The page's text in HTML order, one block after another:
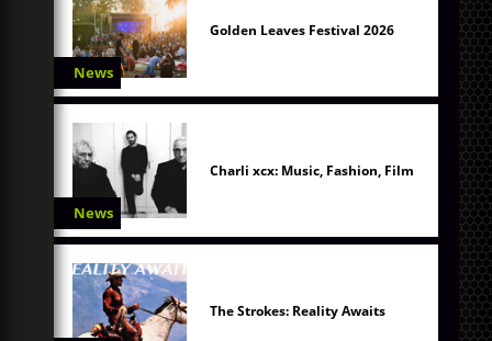
News
Golden Leaves Festival 2026
News
Charli xcx: Music, Fashion, Film
The Strokes: Reality Awaits